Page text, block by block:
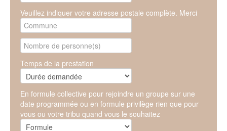
Veuillez indiquer votre adresse postale complète. Merci
Temps de la prestation
En formule collective pour rejoindre un groupe sur une
date programmée ou en formule privilège rien que pour
vous ou votre tribu quand vous le souhaitez